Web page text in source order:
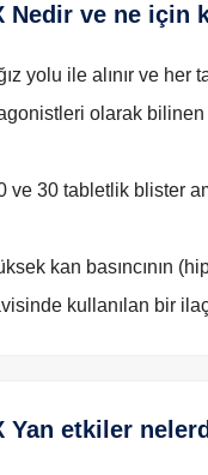
Nedir ve ne için
yolu ile alınır ve
olarak
ve 30 tabletlik blister
kan basıncının
kullanılan bir
Yan etkiler